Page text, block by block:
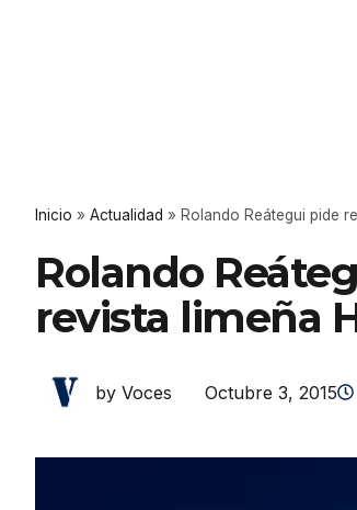
Inicio » Actualidad » Rolando Reátegui pide
Rolando
revista limeña
by Voces Octubre 3, 2015